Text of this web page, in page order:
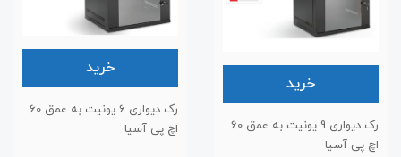
خرید
رک دیواری 9 یونیت به عمق 60
اچ پی آسیا
خرید
رک دیواری 6 یونیت به عمق 60
اچ پی آسیا